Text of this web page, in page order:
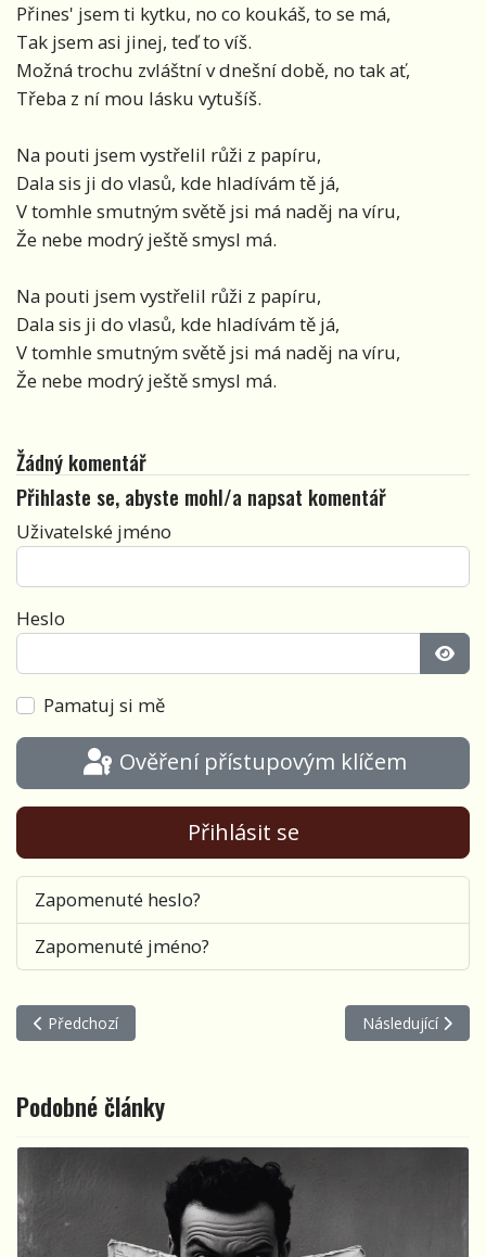
Přines' jsem ti kytku, no co koukáš, to se má,
Tak jsem asi jinej, teď to víš.
Možná trochu zvláštní v dnešní době, no tak ať,
Třeba z ní mou lásku vytušíš.
Na pouti jsem vystřelil růži z papíru,
Dala sis ji do vlasů, kde hladívám tě já,
V tomhle smutným světě jsi má naděj na víru,
Že nebe modrý ještě smysl má.
Na pouti jsem vystřelil růži z papíru,
Dala sis ji do vlasů, kde hladívám tě já,
V tomhle smutným světě jsi má naděj na víru,
Že nebe modrý ještě smysl má.
Žádný komentář
Přihlaste se, abyste mohl/a napsat komentář
Uživatelské jméno
Heslo
Pamatuj si mě
Ověření přístupovým klíčem
Přihlásit se
Zapomenuté heslo?
Zapomenuté jméno?
Předchozí článek: Bláznivá - Jablkoň
Předchozí Další článek:
Následující
Podobné články